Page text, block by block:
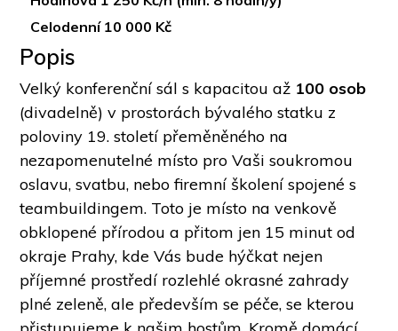
Celodenní 10 000 Kč
Popis
Velký konferenční sál s kapacitou až 100 osob
(divadelně) v prostorách bývalého statku z
poloviny 19. století přeměněného na
nezapomenutelné místo pro Vaši soukromou
oslavu, svatbu, nebo firemní školení spojené s
teambuildingem. Toto je místo na venkově
obklopené přírodou a přitom jen 15 minut od
okraje Prahy, kde Vás bude hýčkat nejen
příjemné prostředí rozlehlé okrasné zahrady
plné zeleně, ale především se péče, se kterou